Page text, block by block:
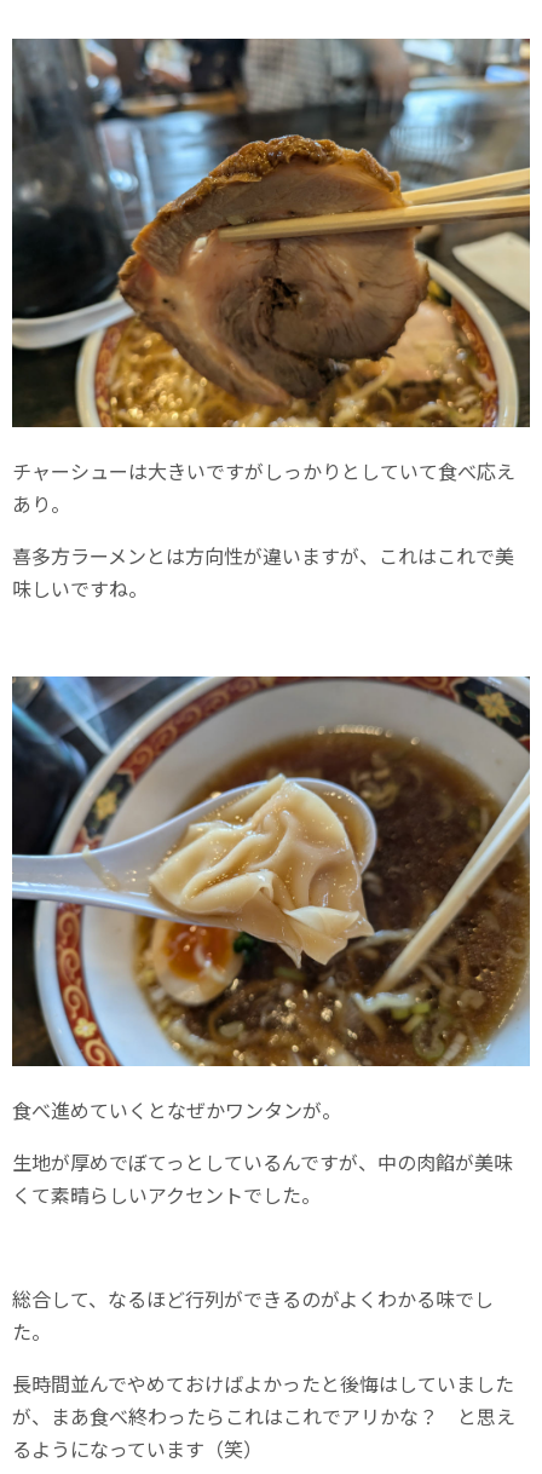
チャーシューは大きいですがしっかりとしていて食べ応え
あり。
喜多方ラーメンとは方向性が違いますが、これはこれで美
味しいですね。
食べ進めていくとなぜかワンタンが。
生地が厚めでぼてっとしているんですが、中の肉餡が美味
くて素晴らしいアクセントでした。
総合して、なるほど行列ができるのがよくわかる味でし
た。
長時間並んでやめておけばよかったと後悔はしていました
が、まあ食べ終わったらこれはこれでアリかな？ と思え
るようになっています（笑）